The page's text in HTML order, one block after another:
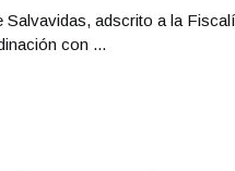
Salvavidas, adscrito a la
con ...